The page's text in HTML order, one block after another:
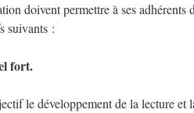
doivent permettre à ses adhérents
suivants :
fort.
le développement de la lecture et